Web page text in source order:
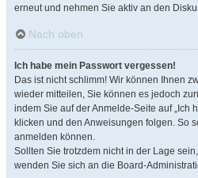
erneut und nehmen Sie aktiv an den
Nach oben
Ich habe mein Passwort vergessen!
Das ist nicht schlimm! Wir können Ihnen
wieder mitteilen, Sie können es jedoch
indem Sie auf der Anmelde-Seite auf „Ich
klicken und den Anweisungen folgen. So
anmelden können.
Sollten Sie trotzdem nicht in der Lage
wenden Sie sich an die Board-